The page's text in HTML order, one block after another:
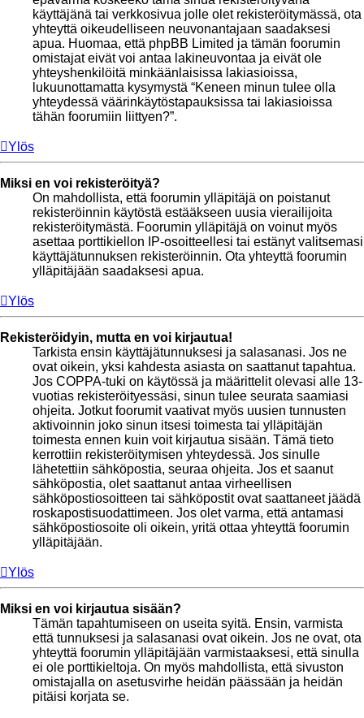
käyttäjänä tai verkkosivua jolle olet rekisteröitymässä, ota
yhteyttä oikeudelliseen neuvonantajaan saadaksesi
apua. Huomaa, että phpBB Limited ja tämän foorumin
omistajat eivät voi antaa lakineuvontaa ja eivät ole
yhteyshenkilöitä minkäänlaisissa lakiasioissa,
lukuunottamatta kysymystä “Keneen minun tulee olla
yhteydessä väärinkäytöstapauksissa tai lakiasioissa
tähän foorumiin liittyen?”.
Ylös
Miksi en voi rekisteröityä?
On mahdollista, että foorumin ylläpitäjä on poistanut
rekisteröinnin käytöstä estääkseen uusia vierailijoita
rekisteröitymästä. Foorumin ylläpitäjä on voinut myös
asettaa porttikiellon IP-osoitteellesi tai estänyt valitsemasi
käyttäjätunnuksen rekisteröinnin. Ota yhteyttä foorumin
ylläpitäjään saadaksesi apua.
Ylös
Rekisteröidyin, mutta en voi kirjautua!
Tarkista ensin käyttäjätunnuksesi ja salasanasi. Jos ne
ovat oikein, yksi kahdesta asiasta on saattanut tapahtua.
Jos COPPA-tuki on käytössä ja määrittelit olevasi alle 13-
vuotias rekisteröityessäsi, sinun tulee seurata saamiasi
ohjeita. Jotkut foorumit vaativat myös uusien tunnusten
aktivoinnin joko sinun itsesi toimesta tai ylläpitäjän
toimesta ennen kuin voit kirjautua sisään. Tämä tieto
kerrottiin rekisteröitymisen yhteydessä. Jos sinulle
lähetettiin sähköpostia, seuraa ohjeita. Jos et saanut
sähköpostia, olet saattanut antaa virheellisen
sähköpostiosoitteen tai sähköpostit ovat saattaneet jäädä
roskapostisuodattimeen. Jos olet varma, että antamasi
sähköpostiosoite oli oikein, yritä ottaa yhteyttä foorumin
ylläpitäjään.
Ylös
Miksi en voi kirjautua sisään?
Tämän tapahtumiseen on useita syitä. Ensin, varmista
että tunnuksesi ja salasanasi ovat oikein. Jos ne ovat, ota
yhteyttä foorumin ylläpitäjään varmistaaksesi, että sinulla
ei ole porttikieltoja. On myös mahdollista, että sivuston
omistajalla on asetusvirhe heidän päässään ja heidän
pitäisi korjata se.